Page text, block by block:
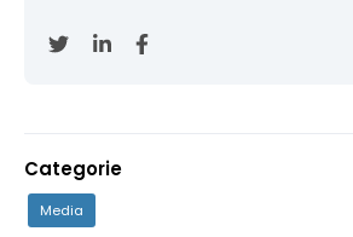
Categorie
Media